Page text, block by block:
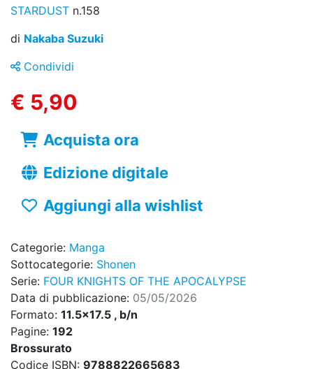
STARDUST n.158
di Nakaba Suzuki
Condividi
€ 5,90
Acquista ora
Edizione digitale
Aggiungi alla wishlist
Categorie: Manga
Sottocategorie: Shonen
Serie: FOUR KNIGHTS OF THE APOCALYPSE
Data di pubblicazione: 05/05/2026
Formato: 11.5x17.5 , b/n
Pagine: 192
Brossurato
Codice ISBN: 9788822665683